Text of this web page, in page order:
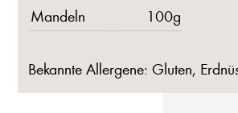
Mandeln
100g
Bekannte Allergene: Gluten,